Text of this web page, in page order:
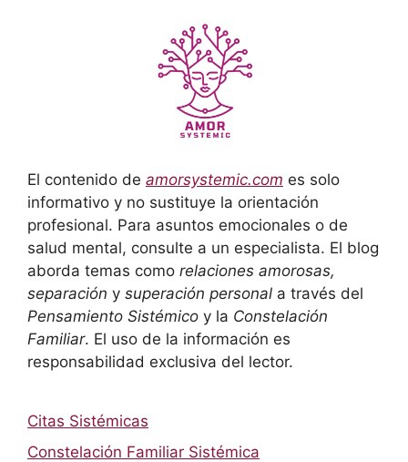
El contenido de amorsystemic.com es solo
informativo y no sustituye la orientación
profesional. Para asuntos emocionales o de
salud mental, consulte a un especialista. El blog
aborda temas como relaciones amorosas,
separación y superación personal a través del
Pensamiento Sistémico y la Constelación
Familiar. El uso de la información es
responsabilidad exclusiva del lector.
Citas Sistémicas
Constelación Familiar Sistémica